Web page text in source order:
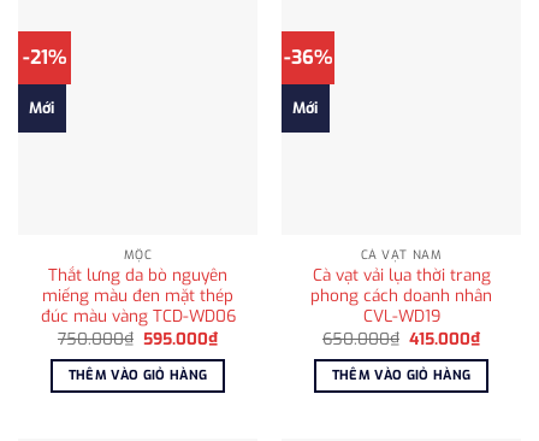
-21%
Mới
MỘC
Thắt lưng da bò nguyên
miếng màu đen mặt thép
đúc màu vàng TCD-WD06
750.000₫ Giá
là:
750.000₫.
595.000₫Giá
hiện
tại
595.000₫.
THÊM VÀO GIỎ HÀNG
-36%
Mới
CÀ VẠT NAM
Cà vạt vải lụa thời trang
phong cách doanh nhân
CVL-WD19
650.000₫ Giá
là:
650.000₫.
415.000₫Giá
hiện
tại
THÊM VÀO GIỎ HÀNG